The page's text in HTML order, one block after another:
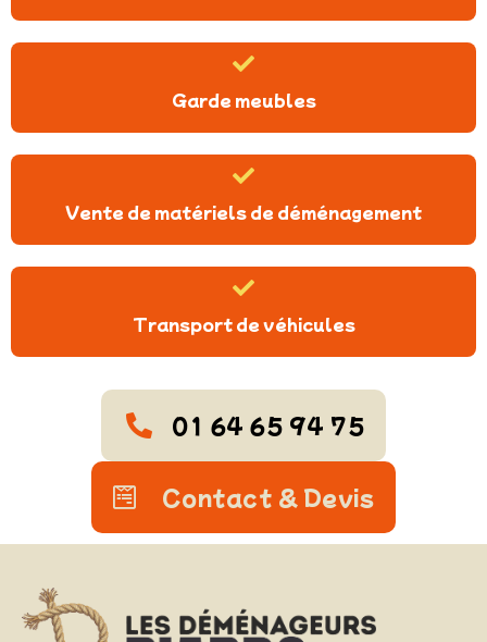
Garde meubles
Vente de matériels de déménagement
Transport de véhicules
01 64 65 94 75
Contact & Devis